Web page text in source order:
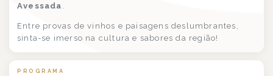
Avessada
Entre provas de vinhos e paisagens deslumbrantes,
sinta-se imerso na cultura e sabores da região!
PROGRAMA